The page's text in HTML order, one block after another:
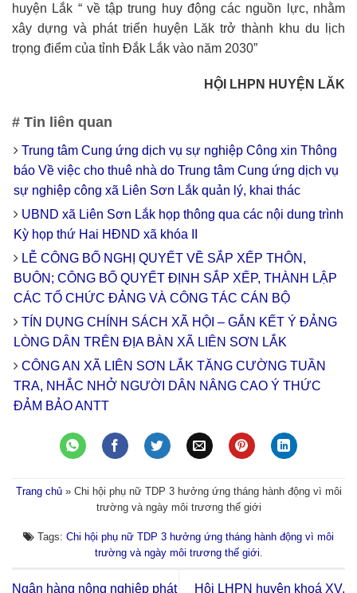
huyện Lắk “ về tập trung huy động các nguồn lực, nhằm
xây dựng và phát triển huyện Lăk trở thành khu du lịch
trọng điểm của tỉnh Đắk Lắk vào năm 2030”
HỘI LHPN HUYỆN LĂK
# Tin liên quan
Trung tâm Cung ứng dịch vụ sự nghiệp Công xin Thông
báo Về việc cho thuê nhà do Trung tâm Cung ứng dịch vụ
sự nghiệp công xã Liên Sơn Lắk quản lý, khai thác
UBND xã Liên Sơn Lắk họp thông qua các nội dung trình
Kỳ họp thứ Hai HĐND xã khóa II
LỄ CÔNG BỐ NGHỊ QUYẾT VỀ SẮP XẾP THÔN,
BUÔN; CÔNG BỐ QUYẾT ĐỊNH SẮP XẾP, THÀNH LẬP
CÁC TỔ CHỨC ĐẢNG VÀ CÔNG TÁC CÁN BỘ
TÍN DỤNG CHÍNH SÁCH XÃ HỘI – GẮN KẾT Ý ĐẢNG
LÒNG DÂN TRÊN ĐỊA BÀN XÃ LIÊN SƠN LẮK
CÔNG AN XÃ LIÊN SƠN LẮK TĂNG CƯỜNG TUẦN
TRA, NHẮC NHỞ NGƯỜI DÂN NÂNG CAO Ý THỨC
ĐẢM BẢO ANTT
Trang chủ» Chi hội phụ nữ TDP 3 hưởng ứng tháng hành động vì môi
trường và ngày môi trương thế giới
Tags: Chi hội phụ nữ TDP 3 hưởng ứng tháng hành động vì môi
trường và ngày môi trương thế giới
Ngân hàng nông nghiệp phát Hội LHPN huyện khoá XV,